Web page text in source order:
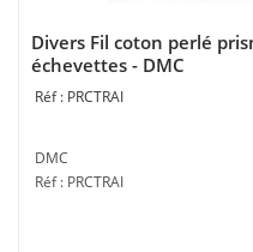
Divers Fil coton perlé
échevettes - DMC
PRCTRAI
DMC
Réf : PRCTRAI